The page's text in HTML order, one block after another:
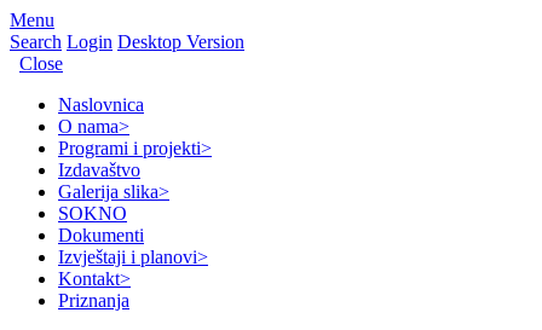
Menu
Search Login Desktop Version
Close
Naslovnica
O nama>
Programi i projekti>
Izdavaštvo
Galerija slika>
SOKNO
Dokumenti
Izvještaji i planovi>
Kontakt>
Priznanja